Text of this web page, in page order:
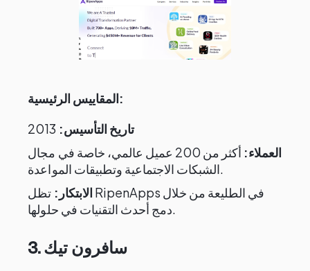
المقاييس الرئيسية:
تاريخ التأسيس:
العملاء:
أكثر من 200 عميل عالمي، خاصة في مجال
الشبكات الاجتماعية وتطبيقات المواعدة.
الابتكار: تظل RipenApps في الطليعة من خلال
دمج أحدث التقنيات في حلولها.
3. سافرون تيك